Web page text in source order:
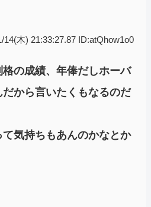
14(木) 21:33:27.87 ID:atQhow1o0
の成績、年俸だしホーバ
から言いたくもなるのだ
気持ちもあんのかなとか